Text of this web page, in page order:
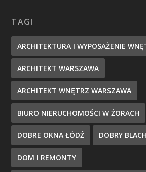
TAGI
ARCHITEKTURA I WYPOSAŻENIE
ARCHITEKT WARSZAWA
ARCHITEKT WNĘTRZ WARSZAWA
BIURO NIERUCHOMOŚCI W ŻORACH
DOBRE OKNA ŁÓDŹ DOBRY
DOM I REMONTY